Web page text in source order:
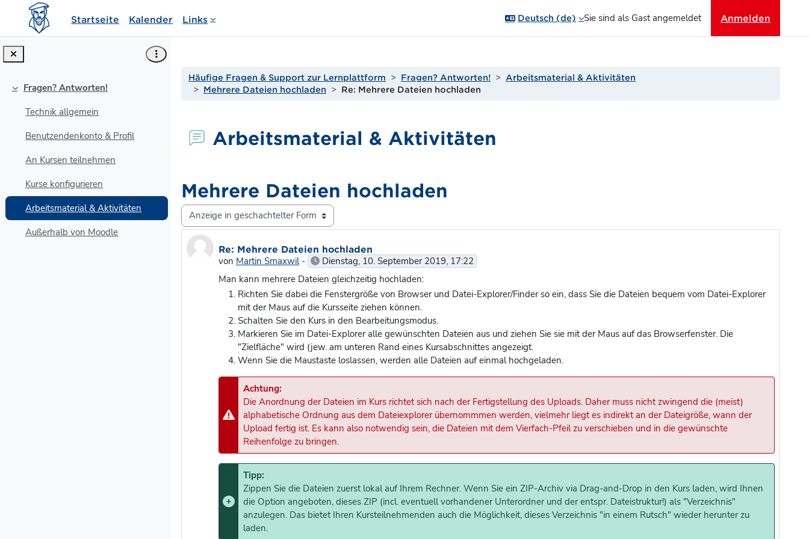
Zum Hauptinhalt
Startseite Kalender Links Deutsch ‎(de)‎ Sie sind als Gast angemeldet Anmelden
Einklappen
Fragen? Antworten!
Technik allgemein
Benutzendenkonto & Profil
An Kursen teilnehmen
Kurse konfigurieren
Arbeitsmaterial & Aktivitäten
Außerhalb von Moodle
Häufige Fragen & Support zur Lernplattform Fragen? Antworten!
Arbeitsmaterial & Aktivitäten
Mehrere Dateien hochladen
Re: Mehrere Dateien hochladen
Arbeitsmaterial & Aktivitäten
Mehrere Dateien hochladen
Anzeigemodus
Re: Mehrere Dateien hochladen
von Martin Smaxwil- Dienstag, 10. September 2019, 17:22
Man kann mehrere Dateien gleichzeitig hochladen:
Richten Sie dabei die Fenstergröße von Browser und Datei-Explorer/Finder so ein, dass Sie die Dateien bequem vom Datei-Explorer
mit der Maus auf die Kursseite ziehen können.
Schalten Sie den Kurs in den Bearbeitungsmodus.
Markieren Sie im Datei-Explorer alle gewünschten Dateien aus und ziehen Sie sie mit der Maus auf das Browserfenster. Die
"Zielfläche" wird (jew. am unteren Rand eines Kursabschnittes angezeigt.
Wenn Sie die Maustaste loslassen, werden alle Dateien auf einmal hochgeladen.
Achtung:
Die Anordnung der Dateien im Kurs richtet sich nach der Fertigstellung des Uploads. Daher muss nicht zwingend die (meist)
alphabetische Ordnung aus dem Dateiexplorer übernommmen werden, vielmehr liegt es indirekt an der Dateigröße, wann der
Upload fertig ist. Es kann also notwendig sein, die Dateien mit dem Vierfach-Pfeil zu verschieben und in die gewünschte
Reihenfolge zu bringen.
Tipp:
Zippen Sie die Dateien zuerst lokal auf Ihrem Rechner. Wenn Sie ein ZIP-Archiv via Drag-and-Drop in den Kurs laden, wird Ihnen
die Option angeboten, dieses ZIP (incl. eventuell vorhandener Unterordner und der entspr. Dateistruktur!) als "Verzeichnis"
anzulegen. Das bietet Ihren Kursteilnehmenden auch die Möglichkeit, dieses Verzeichnis "in einem Rutsch" wieder herunter zu
laden.